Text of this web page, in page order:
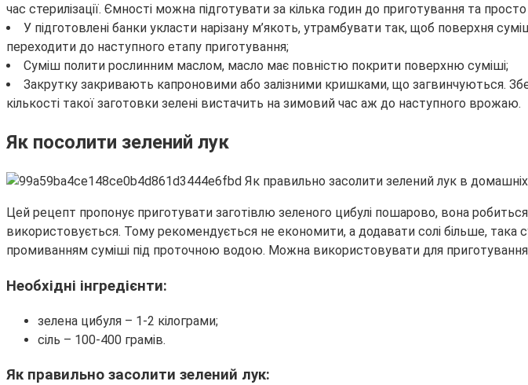
час стерилізації. Ємності можна підготувати за кілька годин до приготування та
У підготовлені банки укласти нарізану м’якоть, утрамбувати так, щоб поверхня
переходити до наступного етапу приготування;
Суміш полити рослинним маслом, масло має повністю покрити поверхню суміші;
Закрутку закривають капроновими або залізними кришками, що загвинчуються.
кількості такої заготовки зелені вистачить на зимовий час аж до наступного врожаю.
Як посолити зелений лук
Цей рецепт пропонує приготувати заготівлю зеленого цибулі пошарово, вона
використовується. Тому рекомендується не економити, а додавати солі більше,
промиванням суміші під проточною водою. Можна використовувати для приготування
Необхідні інгредієнти:
зелена цибуля – 1-2 кілограми;
сіль – 100-400 грамів.
Як правильно засолити зелений лук: